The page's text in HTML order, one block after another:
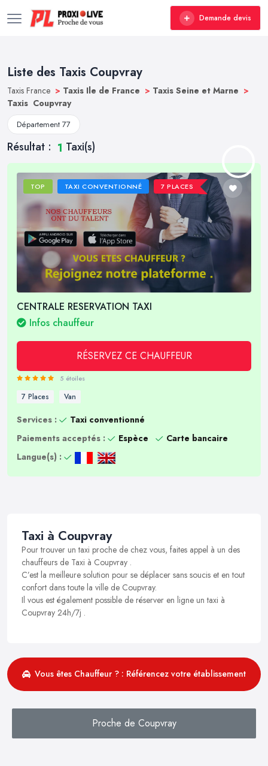
Demande devis
Liste des Taxis Coupvray
Taxis France > Taxis Ile de France > Taxis Seine et Marne >
Taxis Coupvray
Département 77
Résultat : 1 Taxi(s)
TOP TAXI CONVENTIONNÉ 7 PLACES
CENTRALE RESERVATION TAXI
Infos chauffeur
RÉSERVEZ CE CHAUFFEUR
5 étoiles
7 Places Van
Services :
Taxi conventionné
Paiements acceptés :
Espèce
Carte bancaire
Langue(s) :
Taxi à Coupvray
Pour trouver un taxi proche de chez vous, faites appel à un des
chauffeurs de Taxi à Coupvray .
C’est la meilleure solution pour se déplacer sans soucis et en tout
confort dans toute la ville de Coupvray.
Il vous est également possible de réserver en ligne un taxi à
Coupvray 24h/7j .
Vous êtes Chauffeur ? : Référencez votre établissement
Proche de Coupvray